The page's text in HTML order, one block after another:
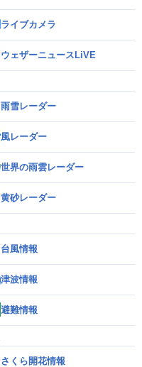
ライブカメラ
ウェザーニュースLiVE
雨雪レーダー
風レーダー
世界の雨雲レーダー
黄砂レーダー
台風情報
津波情報
避難情報
さくら開花情報